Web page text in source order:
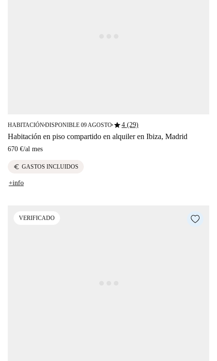
HABITACIÓN■DISPONIBLE 09 AGOSTO■star4 (29)
Habitación en piso compartido en alquiler en Ibiza, Madrid
670 €/al mes
euro GASTOS INCLUIDOS
+info
VERIFICADO